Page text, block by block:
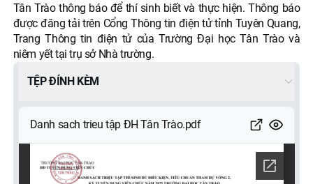
Tân Trào thông báo để thí sinh biết và thực hiện. Thông báo
được đăng tải trên Cổng Thông tin điện tử tỉnh Tuyên Quang,
Trang Thông tin điện tử của Trường Đại học Tân Trào và
niêm yết tại trụ sở Nhà trường.
TỆP ĐÍNH KÈM
Danh sach trieu tập ĐH Tân Trào.pdf